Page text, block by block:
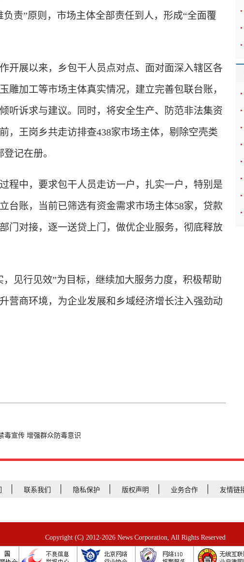
责”原则，市场主体全部责任到人，形成“全面覆
开展以来，乡包干人员点对点、面对面深入辖区各
雕加工等市场主体真实情况，建立完善包联台账，
听诉求与建议。同时，将安全生产、防范非法集资
，王岗乡共走访排查438家市场主体，剔除空壳类
记在册。
程中，要求包干人员走访一户，扎实一户，特别是
台账，当前已筛选有资金需求市场主体58家，贷款
门对接，逐一送贷上门，做优企业服务，彻底释放
见行见效”为目标，继续加大服务力度，积极帮助
营商环境，为企业发展和乡域经济增长注入强劲动
毒宣传 增强群众防毒意识
联系我们 隐私保护 版权声明 业务合作 友情链
Copyright (C) 2012-2026 News Corporation, All Rights Reserved